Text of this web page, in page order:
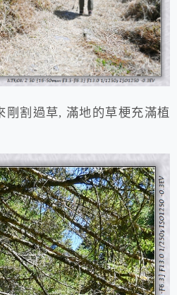
剛割過草, 滿地的草梗充滿植